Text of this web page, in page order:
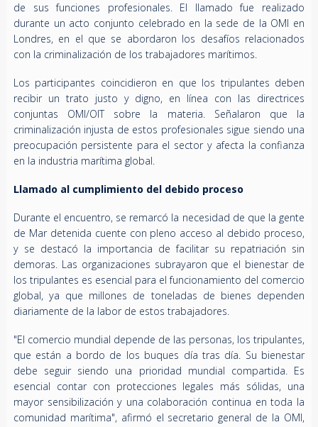
de sus funciones profesionales. El llamado fue realizado
durante un acto conjunto celebrado en la sede de la OMI en
Londres, en el que se abordaron los desafíos relacionados
con la criminalización de los trabajadores marítimos.
Los participantes coincidieron en que los tripulantes deben
recibir un trato justo y digno, en línea con las directrices
conjuntas OMI/OIT sobre la materia. Señalaron que la
criminalización injusta de estos profesionales sigue siendo una
preocupación persistente para el sector y afecta la confianza
en la industria marítima global.
Llamado al cumplimiento del debido proceso
Durante el encuentro, se remarcó la necesidad de que la gente
de Mar detenida cuente con pleno acceso al debido proceso,
y se destacó la importancia de facilitar su repatriación sin
demoras. Las organizaciones subrayaron que el bienestar de
los tripulantes es esencial para el funcionamiento del comercio
global, ya que millones de toneladas de bienes dependen
diariamente de la labor de estos trabajadores.
"El comercio mundial depende de las personas, los tripulantes,
que están a bordo de los buques día tras día. Su bienestar
debe seguir siendo una prioridad mundial compartida. Es
esencial contar con protecciones legales más sólidas, una
mayor sensibilización y una colaboración continua en toda la
comunidad marítima", afirmó el secretario general de la OMI,